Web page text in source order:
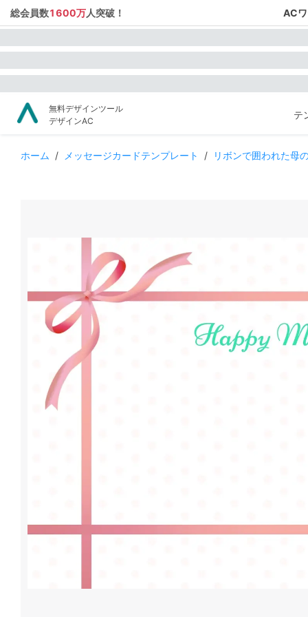
総会員数1600万人突破！ AC
無料デザインツール
デザインAC
テ
ホーム / メッセージカードテンプレート / リボンで囲われた母